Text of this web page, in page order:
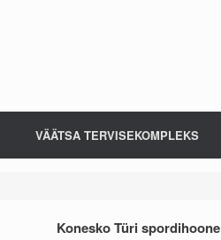
VÄÄTSA TERVISEKOMPLEKS
Konesko Türi spordihoone